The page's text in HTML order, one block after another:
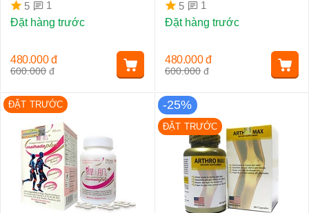
5
1
Đặt hàng trước
600.000 đ
480.000 đ
5
1
Đặt hàng trước
600.000 đ
480.000 đ
ĐẶT TRƯỚC -25%
ĐẶT TRƯỚC